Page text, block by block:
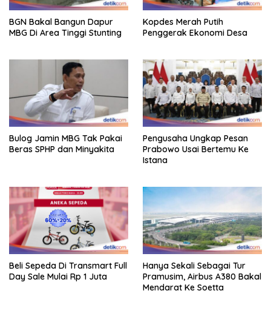
BGN Bakal Bangun Dapur
MBG Di Area Tinggi Stunting
Kopdes Merah Putih
Penggerak Ekonomi Desa
Bulog Jamin MBG Tak Pakai
Beras SPHP dan Minyakita
Pengusaha Ungkap Pesan
Prabowo Usai Bertemu Ke
Istana
Beli Sepeda Di Transmart Full
Day Sale Mulai Rp 1 Juta
Hanya Sekali Sebagai Tur
Pramusim, Airbus A380 Bakal
Mendarat Ke Soetta